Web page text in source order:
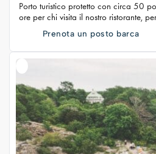
Porto turistico protetto con circa 50
ore per chi visita il nostro ristorante,
Prenota un posto barca